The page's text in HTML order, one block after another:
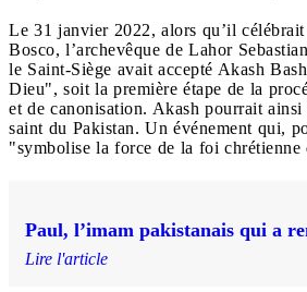
Le 31 janvier 2022, alors qu’il célébrait
Bosco, l’archevêque de Lahor
le Saint-Siège avait accepté Akash
Dieu", soit la première étape de la
et de canonisation. Akash pourrait
saint du Pakistan. Un événement qui,
"symbolise la force de la foi chrétienne
Paul, l’imam pakistanais qui a
Lire l'article